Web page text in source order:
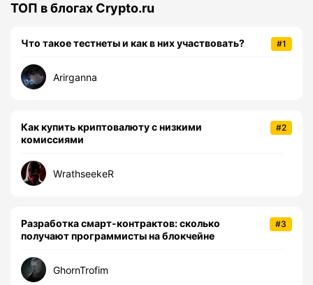
ТОП в блогах Crypto.ru
#1
Что такое тестнеты и как в них участвовать?
Arirganna
#2
Как купить криптовалюту с низкими
комиссиями
WrathseekeR
#3
Разработка смарт-контрактов: сколько
получают программисты на блокчейне
GhornTrofim